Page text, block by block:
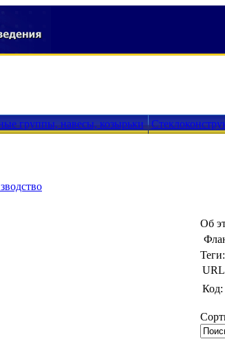
группы, навесы, козырьки
Об
Теги:
Код: